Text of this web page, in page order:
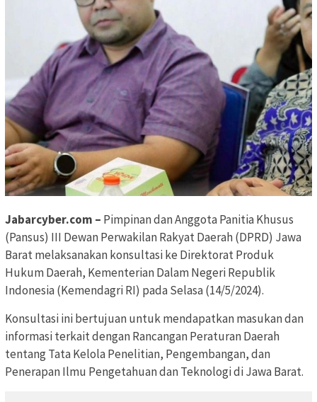
Jabarcyber.com – Pimpinan dan Anggota Panitia Khusus
(Pansus) III Dewan Perwakilan Rakyat Daerah (DPRD) Jawa
Barat melaksanakan konsultasi ke Direktorat Produk
Hukum Daerah, Kementerian Dalam Negeri Republik
Indonesia (Kemendagri RI) pada Selasa (14/5/2024).
Konsultasi ini bertujuan untuk mendapatkan masukan dan
informasi terkait dengan Rancangan Peraturan Daerah
tentang Tata Kelola Penelitian, Pengembangan, dan
Penerapan Ilmu Pengetahuan dan Teknologi di Jawa Barat.